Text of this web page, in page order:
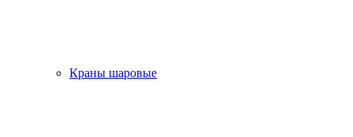
Краны шаровые